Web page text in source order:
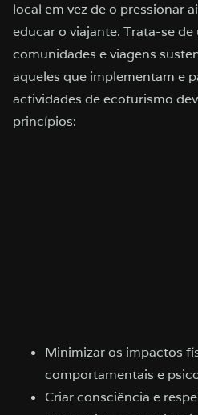
local em vez de o pressionar
educar o viajante. Trata-se
comunidades e viagens
aqueles que implementam e
actividades de ecoturismo
princípios:
Minimizar os impactos
comportamentais e
Criar consciência e